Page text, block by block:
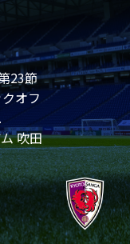
23節
オフ
吹田